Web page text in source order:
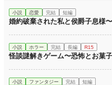
年間ポイント 781 pt (91,047 位)
小説 恋愛 完結 短編
婚約破棄された私と侯爵子息様
小説 ホラー 完結 長編 R15
怪談謎解きゲーム〜恐怖とお菓
小説 ファンタジー 完結 短編